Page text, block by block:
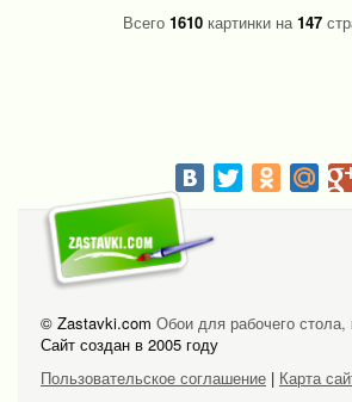
Всего 1610картинки на147
© Zastavki.com Обои для рабочего стола,
Сайт создан в 2005 году
Пользовательское соглашение | Карта